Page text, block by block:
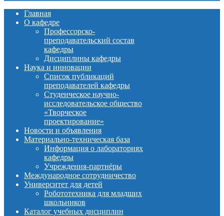
Главная
О кафедре
Профессорско-
преподавательский состав
кафедры
Дисциплины кафедры
Наука и инновации
Список публикаций
преподавателей кафедры
Студенческое научно-
исследовательское общество
«Творческое
проектирование»
Новости и объявления
Материально-техническая база
Информация о лабораториях
кафедры
Учреждения-партнёры
Международное сотрудничество
Университет для детей
Робототехника для младших
школьников
Каталог учебных дисциплин